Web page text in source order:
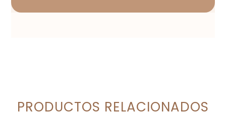
PRODUCTOS RELACIONADOS